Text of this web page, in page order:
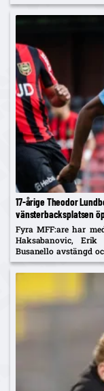
17-årige Theodor
vänsterbacksplatsen
Fyra MFF:are har
Haksabanovic, Erik
Busanello avstängd
Johan Karlsson om